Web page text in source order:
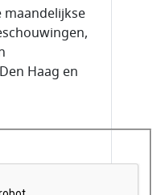
maandelijkse
Haag en